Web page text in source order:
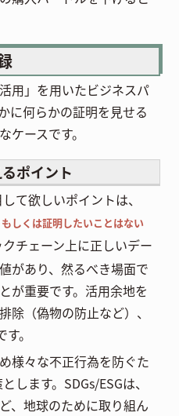
用」を用いたビジネスパ
に何らかの証明を見せる
ケースです。
ポイント
て欲しいポイントは、
しくは証明したいことはない
チェーン上に正しいデー
があり、然るべき場面で
が重要です。活用余地を
除（偽物の防止など）、
。
様々な不正行為を防ぐた
します。SDGs/ESGは、
、地球のために取り組ん